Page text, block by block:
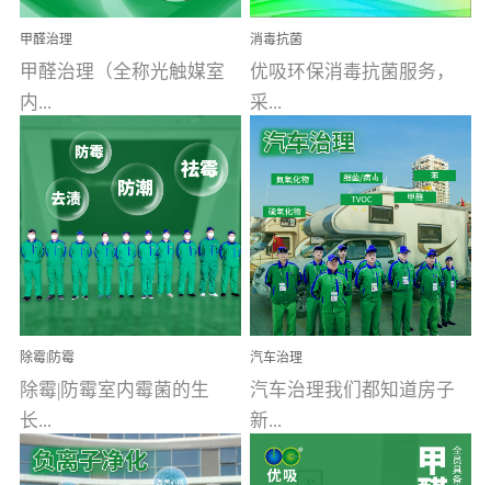
甲醛治理
甲醛治理（全称光触媒室
内...
空气污染净化治理）工业
文明的进步，创造了多姿
多彩的家居产品和生活情
调，但也带来了以甲醛为
首的室内...
消毒抗菌
优吸环保消毒抗菌服务，
采...
用行业公认奥维牌消毒
液，具备杀死人体冠状病
毒的功效，杀菌率
99.99%。相对于传统消毒
液来说，无...
除霉|防霉
除霉|防霉室内霉菌的生
长...
汽车治理
汽车治理我们都知道房子
新...